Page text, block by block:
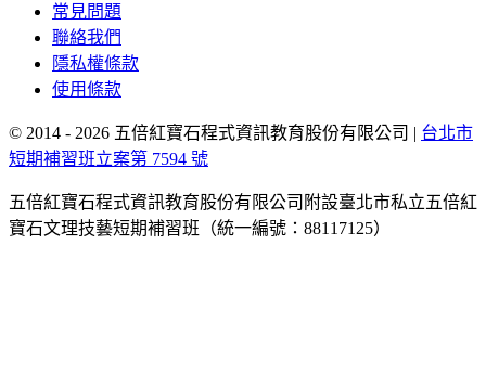
常見問題
聯絡我們
隱私權條款
使用條款
© 2014 - 2026 五倍紅寶石程式資訊教育股份有限公司 | 台北市
短期補習班立案第 7594 號
五倍紅寶石程式資訊教育股份有限公司附設臺北市私立五倍紅
寶石文理技藝短期補習班（統一編號：88117125）